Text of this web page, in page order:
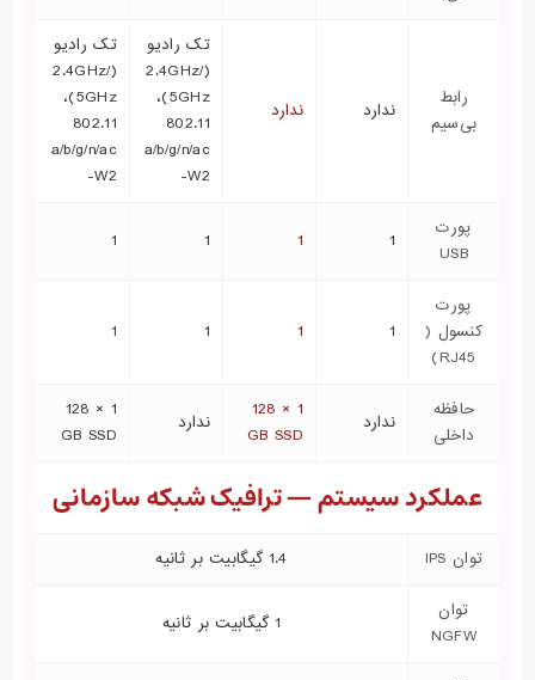
رابط
بی‌سیم
ندارد ندارد
تک رادیو
(2.4GHz/
5GHz)،
802.11
a/b/g/n/ac
-W2
تک رادیو
(2.4GHz/
5GHz)،
802.11
a/b/g/n/ac
-W2
پورت
USB
1
1
1
1
پورت
کنسول (
RJ45)
1
1
1
1
حافظه
داخلی
ندارد
1 × 128
GB SSD
ندارد
1 × 128
GB SSD
عملکرد سیستم — ترافیک شبکه سازمانی
توان IPS 1.4 گیگابیت بر ثانیه
توان
NGFW
1 گیگابیت بر ثانیه